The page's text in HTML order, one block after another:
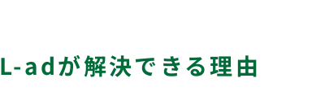
L-adが解決できる理由